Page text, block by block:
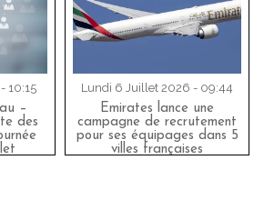
10:15
–
des
Lundi 6 Juillet 2026 - 09:44
Emirates lance une
campagne de recrutement
pour ses équipages dans 5
villes françaises